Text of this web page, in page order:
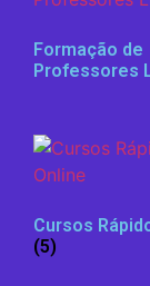
Formação de
Professores
Cursos
(5)